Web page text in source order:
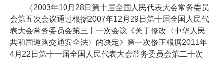
（2003年10月28日第十届全国人民代表大会常务委员
会第五次会议通过根据2007年12月29日第十届全国人民代
表大会常务委员会第三十一次会议《关于修改〈中华人民
共和国道路交通安全法〉的决定》第一次修正根据2011年
4月22日第十一届全国人民代表大会常务委员会第二十次